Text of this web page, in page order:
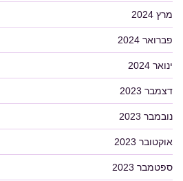
מרץ 2024
פברואר 2024
ינואר 2024
דצמבר 2023
נובמבר 2023
אוקטובר 2023
ספטמבר 2023